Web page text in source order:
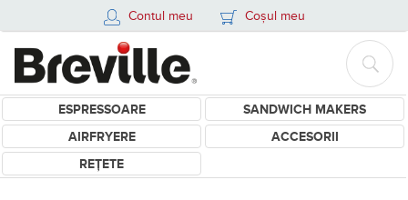
Contul meu Coșul meu
ESPRESSOARE
SANDWICH MAKERS
AIRFRYERE
ACCESORII
REȚETE